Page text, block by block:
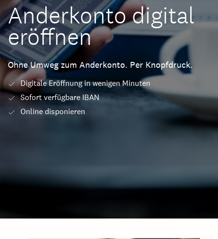
Anderkonto digital
eröffnen
Ohne Umweg zum Anderkonto. Per Knopfdruck.
Digitale Eröffnung in wenigen Minuten
Sofort verfügbare IBAN
Online disponieren